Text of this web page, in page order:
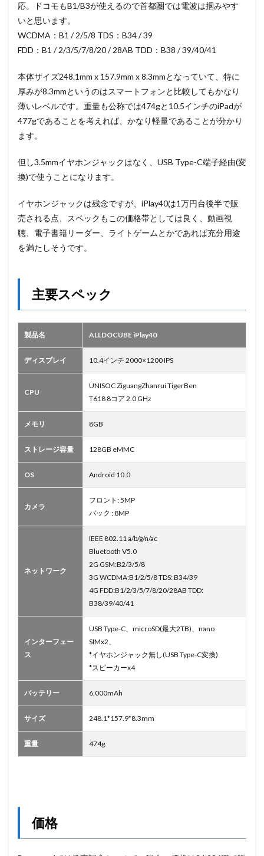
応。ドコモもB1/B3が使えるので首都圏では電波は掴みやす
いと思います。
WCDMA：B1 / 2/5/8 TDS：B34 / 39
FDD：B1 / 2/3/5/7/8/20 / 28AB TDD：B38 / 39/40/41
本体サイズ248.1mm x 157.9mm x 8.3mmとなっていて、特に
厚みが8.3mmというのはスマートフォンと比較してもかなり
薄いレベルです。重量も公称では474gと10.5インチのiPadが
477gであることを考えれば、かなり軽量であることが分かり
ます。
但し3.5mmイヤホンジャックはなく、USB Type-C端子経由(変
換)で使うことになります。
イヤホンジャックは残念ですが、iPlay40は1万円台後半で販
売される点、スペックもこの価格帯としては良く、動画視
聴、電子書籍リーダー、ライトゲームとかであれば充分用途
を満たしそうです。
主要スペック
製品名 ALLDOCUBE iPlay40
ディスプレイ 10.4インチ 2000×1200 IPS
CPU
UNISOC ZiguangZhanrui TigerBen
T618 8コア 2.0 GHz
メモリ 8GB
ストレージ容量 128GB eMMC
OS Android 10.0
カメラ
フロント: 5MP
バック : 8MP
ネットワーク
IEEE 802.11 a/b/g/n/ac
Bluetooth V5.0
2G GSM:B2/3/5/8
3G WCDMA:B1/2/5/8 TDS: B34/39
4G FDD:B1/2/3/5/7/8/20/28AB TDD:
B38/39/40/41
インターフェー
ス
USB Type-C、microSD(最大2TB)、nano
SIMx2、
*イヤホンジャック無し(USB Type-C変換)
*スピーカーx4
バッテリー 6,000mAh
サイズ 248.1*157.9*8.3mm
重量 474g
価格